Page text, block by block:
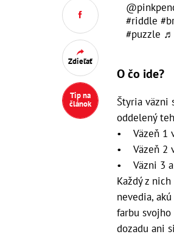
Zdieľať
Tip na
článok
#riddle
#puzzle ♬
O čo ide?
Štyria väzni
oddelený
• Väzeň 1
• Väzeň 2
• Väzni 3 a
Každý z
nevedia,
farbu
dozadu ani